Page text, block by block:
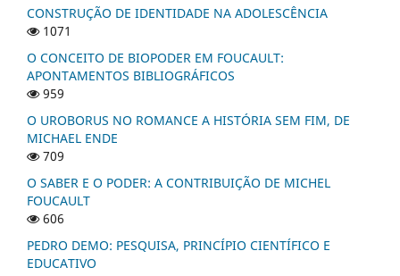
CONSTRUÇÃO DE IDENTIDADE NA ADOLESCÊNCIA
1071
O CONCEITO DE BIOPODER EM FOUCAULT:
APONTAMENTOS BIBLIOGRÁFICOS
959
O UROBORUS NO ROMANCE A HISTÓRIA SEM FIM, DE
MICHAEL ENDE
709
O SABER E O PODER: A CONTRIBUIÇÃO DE MICHEL
FOUCAULT
606
PEDRO DEMO: PESQUISA, PRINCÍPIO CIENTÍFICO E
EDUCATIVO